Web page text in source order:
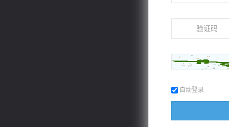
自动登录